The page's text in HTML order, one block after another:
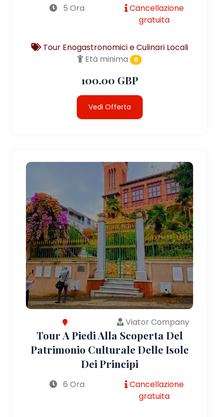
5 Ora
Cancellazione
gratuita
Tour Enogastronomici e Culinari Locali
Età minima
0
100.00 GBP
Vedi Offerta
Viator Company
Tour A Piedi Alla Scoperta Del
Patrimonio Culturale Delle Isole
Dei Principi
6 Ora
Cancellazione
gratuita